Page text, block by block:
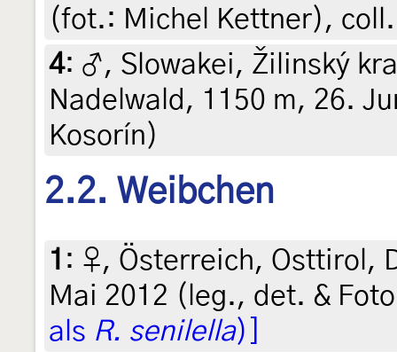
(fot.: Michel Kettner),
4: ♂, Slowakei, Žilinský
Nadelwald, 1150 m, 26.
Kosorín)
2.2. Weibchen
1 : ♀, Österreich, Osttirol,
Mai 2012 (leg., det. &
als R. senilella)]